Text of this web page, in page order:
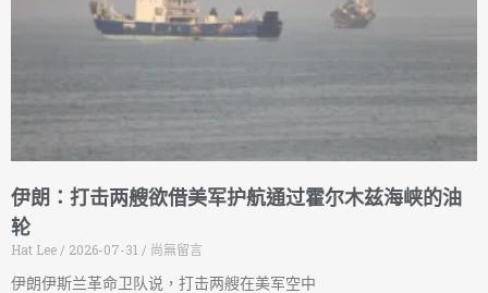
伊朗：打击两艘欲借美军护航通过霍尔木兹海峡的油
轮
Hat Lee 2026-07-31
尚無留言
伊朗伊斯兰革命卫队说，打击两艘在美军空中